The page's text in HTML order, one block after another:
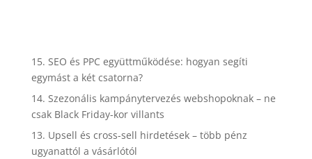
15. SEO és PPC együttműködése: hogyan segíti
egymást a két csatorna?
14. Szezonális kampánytervezés webshopoknak – ne
csak Black Friday-kor villants
13. Upsell és cross-sell hirdetések – több pénz
ugyanattól a vásárlótól